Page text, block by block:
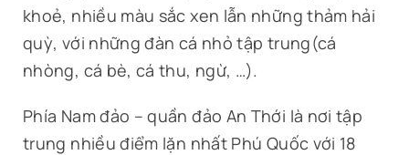
khoẻ, nhiều màu sắc xen lẫn những thảm hải
quỳ, với những đàn cá nhỏ tập trung(cá
nhòng, cá bè, cá thu, ngừ, …).
Phía Nam đảo – quần đảo An Thới là nơi tập
trung nhiều điểm lặn nhất Phú Quốc với 18